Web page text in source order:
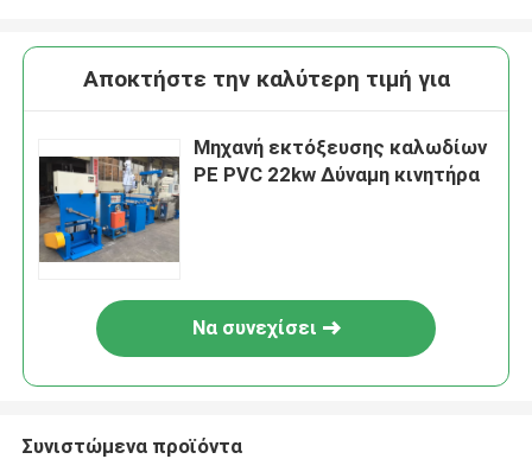
Αποκτήστε την καλύτερη τιμή για
Μηχανή εκτόξευσης καλωδίων
PE PVC 22kw Δύναμη κινητήρα
Να συνεχίσει
Συνιστώμενα προϊόντα